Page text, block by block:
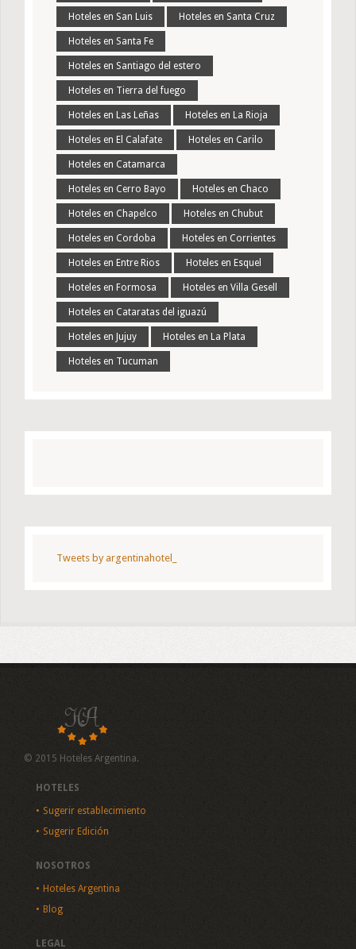
Hoteles en San Luis Hoteles en Santa Cruz
Hoteles en Santa Fe
Hoteles en Santiago del estero
Hoteles en Tierra del fuego
Hoteles en Las Leñas Hoteles en La Rioja
Hoteles en El Calafate Hoteles en Carilo
Hoteles en Catamarca
Hoteles en Cerro Bayo Hoteles en Chaco
Hoteles en Chapelco Hoteles en Chubut
Hoteles en Cordoba Hoteles en Corrientes
Hoteles en Entre Rios Hoteles en Esquel
Hoteles en Formosa Hoteles en Villa Gesell
Hoteles en Cataratas del iguazú
Hoteles en Jujuy Hoteles en La Plata
Hoteles en Tucuman
Tweets by argentinahotel_
© 2015 Hoteles Argentina.
HOTELES
Sugerir establecimiento
Sugerir Edición
NOSOTROS
Hoteles Argentina
Blog
LEGAL